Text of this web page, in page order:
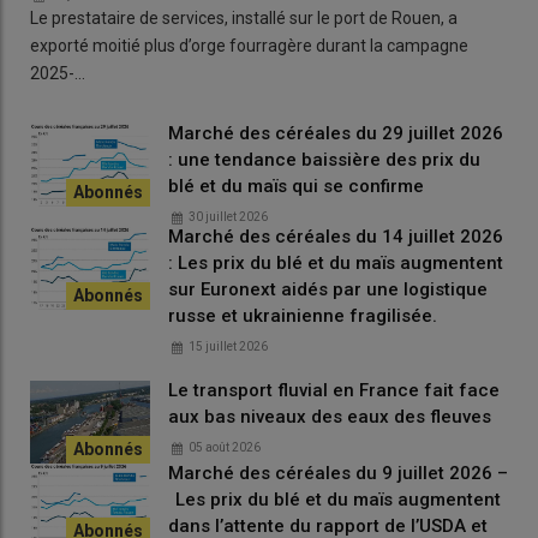
détaille le dirigeant de Sica Atlantique.
sur la scène mondiale
Autre bémol cette campagne,« les prix sont extrêmement bas
sur la scène mondiale, ce qui impacte la fluidité du marché »,
ajoute-t-il.
Un point positif cependant : « Sica Atlantique a retrouvé sa
capacité de stockage et de chargement en juin dernier,
août 2023, NDLR]
», se réjouit le directeur commercial.
Lire aussi : Incendie de la Sica Atlantique à La
Rochelle : des céréales extraites des silos
Le prestataire de services, installé sur le port de Rouen, a
exporté moitié plus d’orge fourragère durant la campagne
2025-…
Marché des céréales du 29 juillet 2026
: une tendance baissière des prix du
blé et du maïs qui se confirme
30 juillet 2026
Marché des céréales du 14 juillet 2026
: Les prix du blé et du maïs augmentent
sur Euronext aidés par une logistique
russe et ukrainienne fragilisée.
15 juillet 2026
Le transport fluvial en France fait face
aux bas niveaux des eaux des fleuves
05 août 2026
Marché des céréales du 9 juillet 2026 –
Les prix du blé et du maïs augmentent
dans l’attente du rapport de l’USDA et